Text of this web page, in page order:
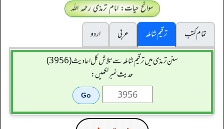
سوانح حیات: امام ترمذی رحمہ اللہ
تمام کتب
ترقیم شاملہ عربی
اردو
سنن ترمذی میں ترقیم شاملہ سے تلاش کل احادیث (3956)
حدیث نمبر لکھیں: